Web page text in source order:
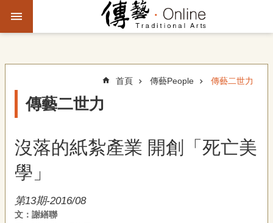
跳到主要內容區塊
尋
故
化
觀
首頁 傳藝People 傳藝二世力
傳藝二世力
沒落的紙紮產業 開創「死亡美
學」
第13期-2016/08
文：謝繕聯